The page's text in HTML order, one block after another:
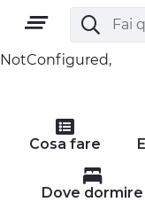
NotConfigured,
Cosa fare
Dove dormire